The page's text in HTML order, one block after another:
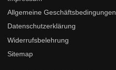
Allgemeine Geschäftsbedingungen
Datenschutzerklärung
Widerrufsbelehrung
Sitemap